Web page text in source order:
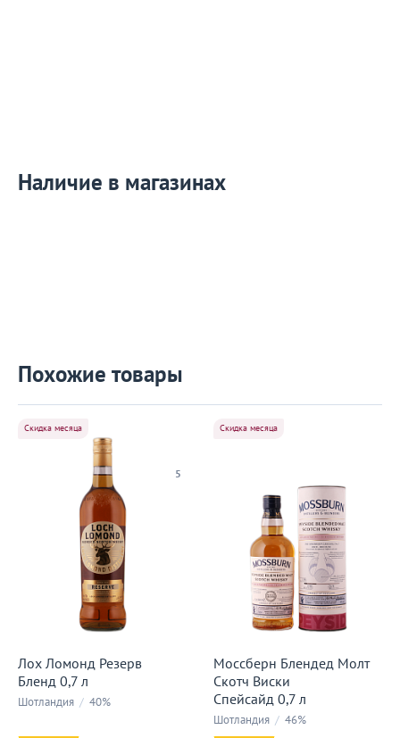
Наличие в магазинах
Похожие товары
5
Скидка месяца
Лох Ломонд Резерв
Бленд 0,7 л
Шотландия / 40%
Скидка месяца
Моссберн Блендед Молт
Скотч Виски
Спейсайд 0,7 л
Шотландия / 46%